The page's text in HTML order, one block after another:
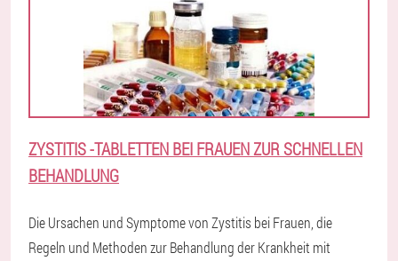
ZYSTITIS -TABLETTEN BEI FRAUEN ZUR SCHNELLEN
BEHANDLUNG
Die Ursachen und Symptome von Zystitis bei Frauen, die
Regeln und Methoden zur Behandlung der Krankheit mit